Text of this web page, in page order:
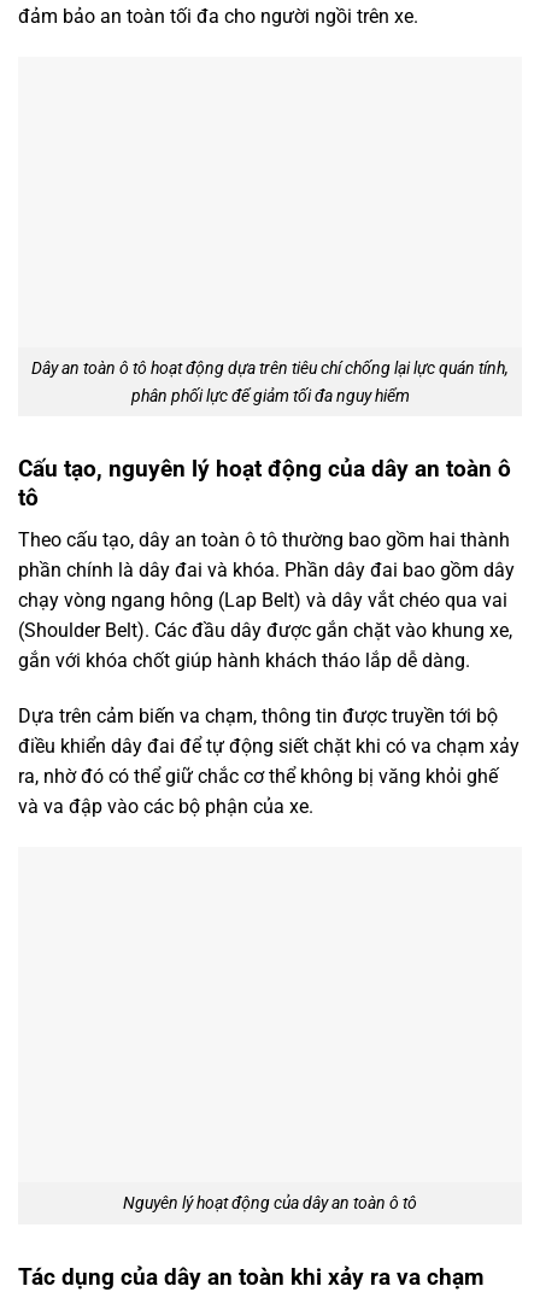
đảm bảo an toàn tối đa cho người ngồi trên xe.
Dây an toàn ô tô hoạt động dựa trên tiêu chí chống lại lực quán tính,
phân phối lực để giảm tối đa nguy hiểm
Cấu tạo, nguyên lý hoạt động của dây an toàn ô
tô
Theo cấu tạo, dây an toàn ô tô thường bao gồm hai thành
phần chính là dây đai và khóa. Phần dây đai bao gồm dây
chạy vòng ngang hông (Lap Belt) và dây vắt chéo qua vai
(Shoulder Belt). Các đầu dây được gắn chặt vào khung xe,
gắn với khóa chốt giúp hành khách tháo lắp dễ dàng.
Dựa trên cảm biến va chạm, thông tin được truyền tới bộ
điều khiển dây đai để tự động siết chặt khi có va chạm xảy
ra, nhờ đó có thể giữ chắc cơ thể không bị văng khỏi ghế
và va đập vào các bộ phận của xe.
Nguyên lý hoạt động của dây an toàn ô tô
Tác dụng của dây an toàn khi xảy ra va chạm